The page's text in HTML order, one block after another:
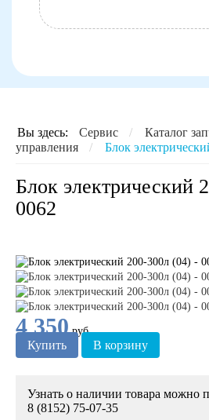
Вы здесь: Сервис / Каталог
управления
/ Блок
Блок электрический
0062
4 350 руб.
Купить В корзину
Узнать о наличии товара можно
8 (8152) 75-07-35